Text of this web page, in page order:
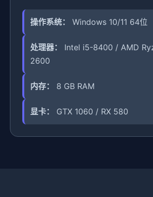
操作系统： Windows 10/11 64位
处理器：
Intel i5-8400 / AMD
2600
内存： 8 GB RAM
显卡： GTX 1060 / RX 580